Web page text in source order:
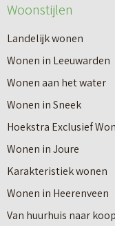
e
r
I
n
8
s
t
a
p
p
e
o
v
e
r
V
a
n
n
Woonstijlen
Landelijk wonen
Wonen in Leeuwarden
Wonen aan het water
Wonen in Sneek
Hoekstra Exclusief
Wonen in Joure
Karakteristiek wonen
Wonen in Heerenveen
Van huurhuis naar